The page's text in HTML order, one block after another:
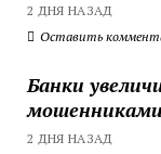
2 ДНЯ НАЗАД
Оставить
Банки
мошенниками
2 ДНЯ НАЗАД